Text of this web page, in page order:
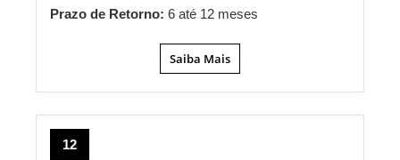
Prazo de Retorno: 6 até 12 meses
Saiba Mais
12